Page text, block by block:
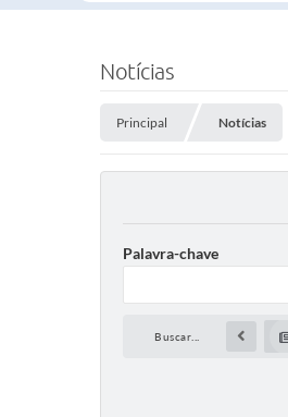
Notícias
Principal Notícias
Palavra-chave
Buscar...